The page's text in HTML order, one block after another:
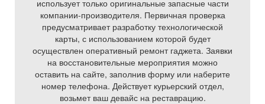
использует только оригинальные запасные части
компании-производителя. Первичная проверка
предусматривает разработку технологической
карты, с использованием которой будет
осуществлен оперативный ремонт гаджета. Заявки
на восстановительные мероприятия можно
оставить на сайте, заполнив форму или наберите
номер телефона. Действует курьерский отдел,
возьмет ваш девайс на реставрацию.